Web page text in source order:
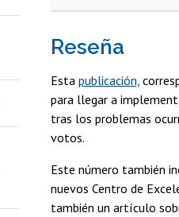
Reseña
Esta publicación,
para llegar a
tras los problemas
votos.
Este número también
nuevos Centro de
también un artículo